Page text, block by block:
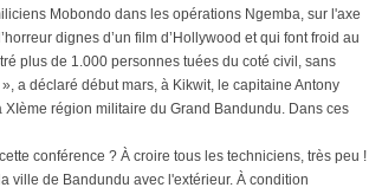
Mobondo dans les opérations Ngemba, sur l'axe
dignes d’un film d’Hollywood et qui font froid au
plus de 1.000 personnes tuées du coté civil, sans
a déclaré début mars, à Kikwit, le capitaine Antony
région militaire du Grand Bandundu. Dans ces
conférence ? À croire tous les techniciens, très peu !
ville de Bandundu avec l'extérieur. À condition